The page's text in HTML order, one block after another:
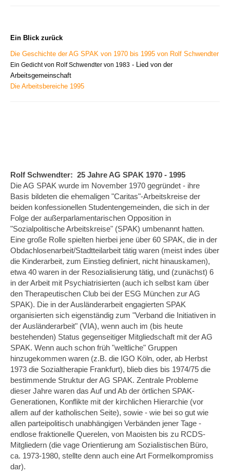
Ein Blick zurück
Die Geschichte der AG SPAK von 1970 bis 1995 von Rolf Schwendter
Ein Gedicht von Rolf Schwendter von 1983 - Lied von der
Arbeitsgemeinschaft
Die Arbeitsbereiche 1995
Rolf Schwendter: 25 Jahre AG SPAK 1970 - 1995
Die AG SPAK wurde im November 1970 gegründet - ihre
Basis bildeten die ehemaligen "Caritas"-Arbeitskreise der
beiden konfessionellen Studentengemeinden, die sich in der
Folge der außerparlamentarischen Opposition in
"Sozialpolitische Arbeits­kreise" (SPAK) umbenannt hatten.
Eine große Rolle spielten hierbei jene über 60 SPAK, die in der
Obdachlosenarbeit/Stadtteilarbeit tätig waren (meist indes über
die Kinderarbeit, zum Einstieg definiert, nicht hinauskamen),
etwa 40 waren in der Resozialisierung tätig, und (zunächst) 6
in der Arbeit mit Psychiatrisierten (auch ich selbst kam über
den Therapeutischen Club bei der ESG München zur AG
SPAK). Die in der Ausländerarbeit engagierten SPAK
organisierten sich eigenständig zum "Verband die Initiativen in
der Ausländerarbeit" (VIA), wenn auch im (bis heute
bestehenden) Status gegenseitiger Mitgliedschaft mit der AG
SPAK. Wenn auch schon früh "weltliche" Gruppen
hinzugekommen waren (z.B. die IGO Köln, oder, ab Herbst
1973 die Sozialtherapie Frankfurt), blieb dies bis 1974/75 die
bestim­mende Struktur der AG SPAK. Zentrale Probleme
dieser Jahre waren das Auf und Ab der örtlichen SPAK-
Generationen, Konflikte mit der kirchlichen Hierarchie (vor
allem auf der katholischen Seite), sowie - wie bei so gut wie
allen parteipolitisch unabhängigen Verbänden jener Tage -
endlose fraktionelle Querelen, von Maoisten bis zu RCDS-
Mitgliedern (die vage Orientierung am Sozialistischen Büro,
ca. 1973-1980, stellte denn auch eine Art Formelkompromiss
dar).